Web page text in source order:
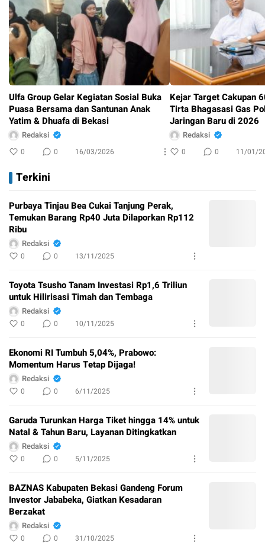
Ulfa Group Gelar Kegiatan Sosial Buka
Puasa Bersama dan Santunan Anak
Yatim & Dhuafa di Bekasi
Redaksi
0 0 16/03/2026
Kejar Target Cakupan
Tirta Bhagasasi Gas
Jaringan Baru di 2026
Redaksi
0 0 11/01/
Terkini
Purbaya Tinjau Bea Cukai Tanjung Perak,
Temukan Barang Rp40 Juta Dilaporkan Rp112
Ribu
Redaksi
0 0 13/11/2025
Toyota Tsusho Tanam Investasi Rp1,6 Triliun
untuk Hilirisasi Timah dan Tembaga
Redaksi
0 0 10/11/2025
Ekonomi RI Tumbuh 5,04%, Prabowo:
Momentum Harus Tetap Dijaga!
Redaksi
0 0 6/11/2025
Garuda Turunkan Harga Tiket hingga 14% untuk
Natal & Tahun Baru, Layanan Ditingkatkan
Redaksi
0 0 5/11/2025
BAZNAS Kabupaten Bekasi Gandeng Forum
Investor Jababeka, Giatkan Kesadaran
Berzakat
Redaksi
0 0 31/10/2025